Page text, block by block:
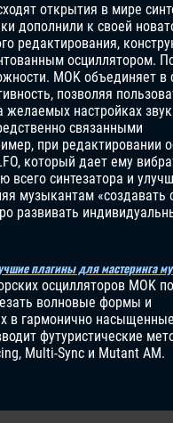
открытия в мире
дополнили к своей
редактирования,
осциллятором.
MOK объединяет в
позволяя
желаемых настройках
связанными
при редактировании
который дает ему
всего синтезатора и
музыкантам «создавать
развивать
плагины для мастеринга
осцилляторов MOK
волновые формы и
в гармонично насыщенные
футуристические
Multi-Sync и Mutant AM.